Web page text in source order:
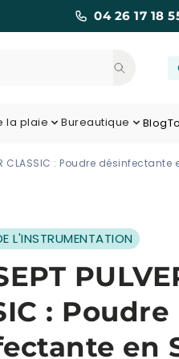
04 26 17 18
la plaie Bureautique Blog
CLASSIC : Poudre
L'INSTRUMENTATION
: Poudre
en